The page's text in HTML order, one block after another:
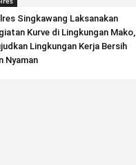
Singkawang Laksanakan
Kurve di Lingkungan Mako,
Lingkungan Kerja Bersih
Nyaman